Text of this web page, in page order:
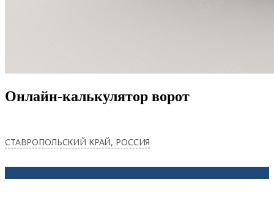
Онлайн-калькулятор ворот